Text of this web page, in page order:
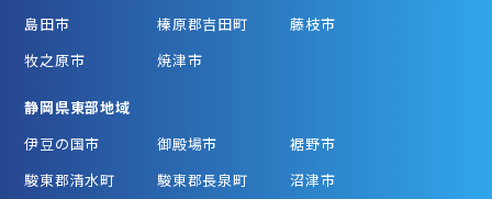
島田市
榛原郡吉田町
藤枝市
牧之原市
焼津市
静岡県東部地域
伊豆の国市
御殿場市
裾野市
駿東郡清水町
駿東郡長泉町
沼津市